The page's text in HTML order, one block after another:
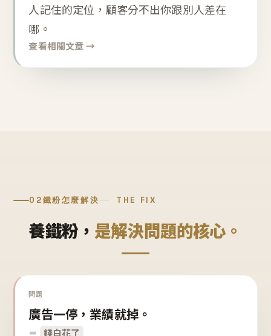
人記住的定位，顧客分不出你跟別人差在
哪。
查看相關文章 →
02鐵粉怎麼解決 THE FIX
養鐵粉， 是解決問題的核心。
問題
廣告一停，業績就掉。
＝ 錢白花了